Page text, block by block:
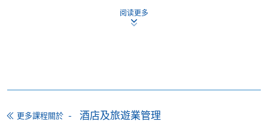
申請人可使用以下方式繳交報名費或課程費用:
*信用咭網上繳費服務- 申請人可以 VISA 或
阅读更多
更多課程關於 酒店及旅遊業管理